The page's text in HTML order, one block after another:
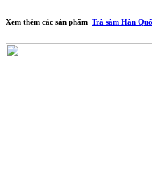
Xem thêm các sản phẩm Trà sâm Hàn